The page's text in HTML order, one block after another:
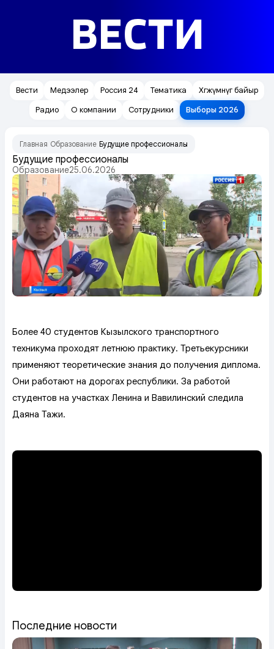
ВЕСТИ
Вести Медээлер Россия 24 Тематика
Хөгжүмнүг байыр
Радио
О компании Сотрудники Выборы 2026
Главная Образование Будущие профессионалы
Будущие профессионалы
Образование25.06.2026
Более 40 студентов Кызылского транспортного
техникума проходят летнюю практику. Третьекурсники
применяют теоретические знания до получения диплома.
Они работают на дорогах республики. За работой
студентов на участках Ленина и Вавилинский следила
Даяна Тажи.
Последние новости